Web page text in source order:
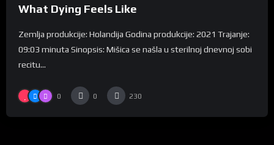
What Dying Feels Like
Zemlja produkcije: Holandija Godina produkcije: 2021 Trajanje:
09:03 minuta Sinopsis: Mišica se našla u sterilnoj dnevnoj sobi
recitu...
0 0 230